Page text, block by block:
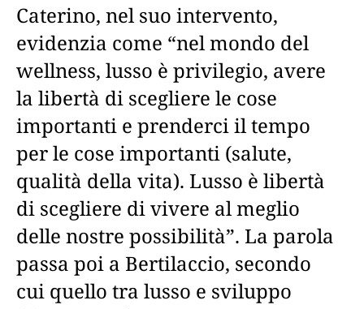
Caterino, nel suo intervento,
evidenzia come “nel mondo del
wellness, lusso è privilegio, avere
la libertà di scegliere le cose
importanti e prenderci il tempo
per le cose importanti (salute,
qualità della vita). Lusso è libertà
di scegliere di vivere al meglio
delle nostre possibilità”. La parola
passa poi a Bertilaccio, secondo
cui quello tra lusso e sviluppo